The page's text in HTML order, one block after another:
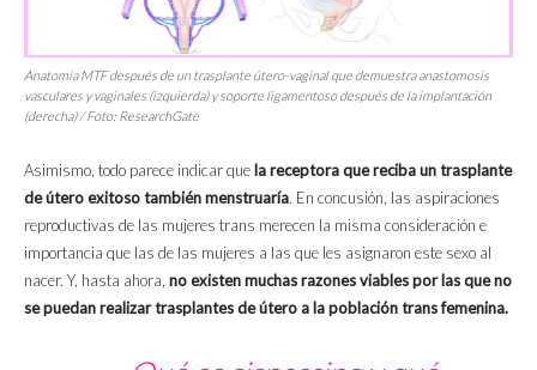
AnatomíaMTFdespués de un trasplante útero-vaginal que demuestra anastomosis
vasculares y vaginales (izquierda) y soporte ligamentoso después de la implantación
(derecha) / Foto: ResearchGate
Asimismo, todo parece indicar que la receptora que reciba un trasplante
de útero exitoso también menstruaría. En concusión, las aspiraciones
reproductivas de las mujeres trans merecen la misma consideración e
importancia que las de las mujeres a las que les asignaron este sexo al
nacer. Y, hasta ahora, no existen muchas razones viables por las que no
se puedan realizar trasplantes de útero a la población trans femenina.